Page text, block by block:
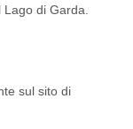
di Garda.
sul sito di